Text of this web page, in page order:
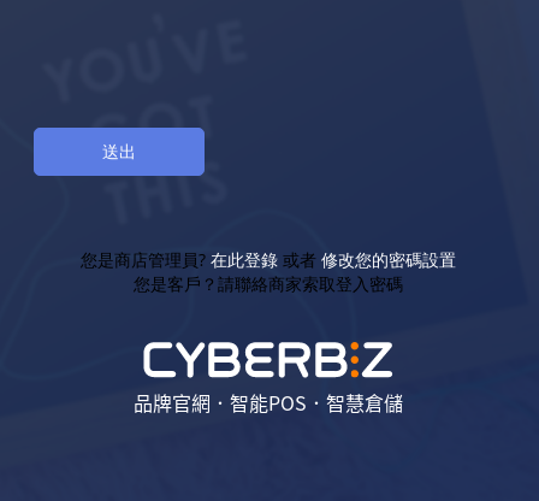
您是商店管理員? 在此登錄 或者 修改您的密碼設置
您是客戶？請聯絡商家索取登入密碼